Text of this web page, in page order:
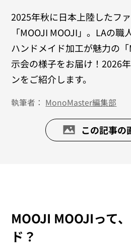
2025年秋に日本上陸したフ
「MOOJI MOOJI」。LAの
ハンドメイド加工が魅力の
示会の様子をお届け！2026
ンをご紹介します。
執筆者： MonoMaster編集部
この記事の
MOOJI MOOJIって
ド？